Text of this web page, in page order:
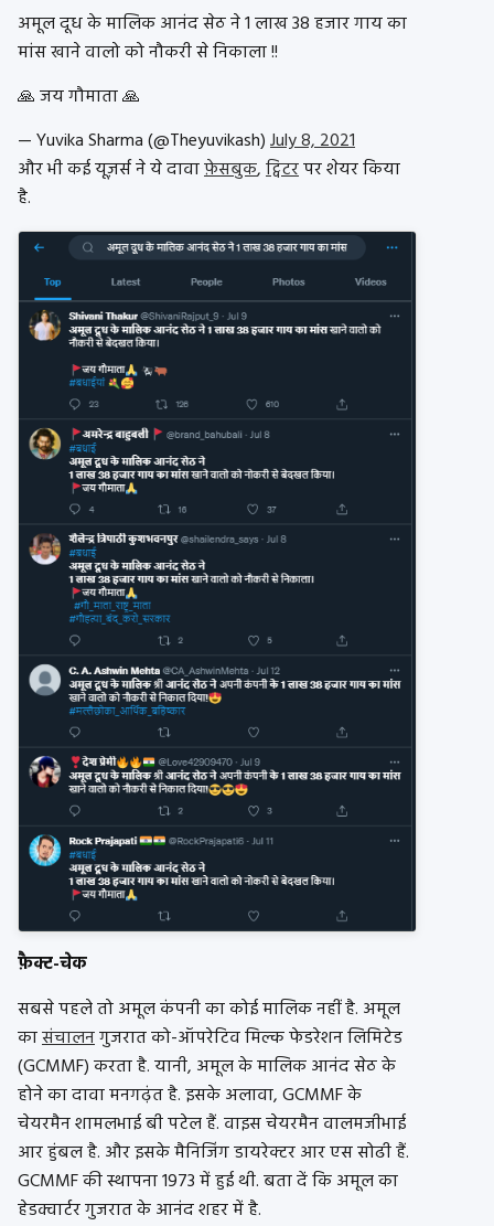
अमूल दूध के मालिक आनंद सेठ ने 1 लाख 38 हजार गाय का
मांस खाने वालो को नौकरी से निकाला !!
🙏 जय गौमाता 🙏
— Yuvika Sharma (@Theyuvikash)July 8, 2021
और भी कई यूज़र्स ने ये दावाफ़ेसबुक,ट्विटरपर शेयर किया
है.
फ़ैक्ट-चेक
सबसे पहले तो अमूल कंपनी का कोई मालिक नहीं है. अमूल
कासंचालनगुजरात को-ऑपरेटिव मिल्क फेडरेशन लिमिटेड
(GCMMF) करता है. यानी, अमूल के मालिक आनंद सेठ के
होने का दावा मनगढ़ंत है. इसके अलावा, GCMMF के
चेयरमैन शामलभाई बी पटेल हैं. वाइस चेयरमैन वालमजीभाई
आर हुंबल है. और इसके मैनिजिंग डायरेक्टर आर एस सोढी हैं.
GCMMF की स्थापना 1973 में हुई थी. बता दें कि अमूल का
हेडक्वार्टर गुजरात के आनंद शहर में है.